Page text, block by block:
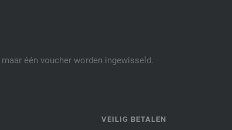
één voucher worden ingewisseld.
VEILIG BETALEN